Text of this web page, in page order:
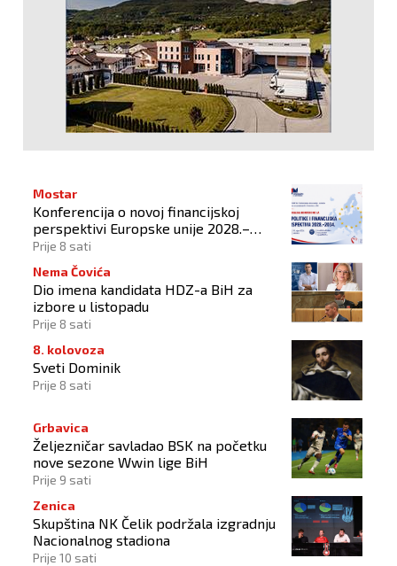
Mostar
Konferencija o novoj financijskoj
perspektivi Europske unije 2028.–
2034.
Prije 8 sati
Nema Čovića
Dio imena kandidata HDZ-a BiH za
izbore u listopadu
Prije 8 sati
8. kolovoza
Sveti Dominik
Prije 8 sati
Grbavica
Željezničar savladao BSK na početku
nove sezone Wwin lige BiH
Prije 9 sati
Zenica
Skupština NK Čelik podržala izgradnju
Nacionalnog stadiona
Prije 10 sati